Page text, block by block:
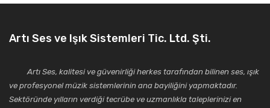
Artı Ses ve Işık Sistemleri Tic. Ltd. Şti.
Artı Ses, kalitesi ve güvenirliği herkes tarafından bilinen ses, ışık
ve profesyonel müzik sistemlerinin ana bayiliğini yapmaktadır.
Sektöründe yılların verdiği tecrübe ve uzmanlıkla taleplerinizi en